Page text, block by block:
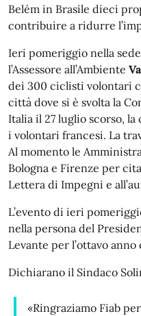
Belém in Brasile dieci
contribuire a ridurre
Ieri pomeriggio nella
l’Assessore all’Ambiente
dei 300 ciclisti volontari
città dove si è svolta la
Italia il 27 luglio scorso,
i volontari francesi. La
Al momento le
Bologna e Firenze per
Lettera di Impegni e
L’evento di ieri
nella persona del
Levante per l’ottavo
Dichiarano il Sindaco
«Ringraziamo Fiab